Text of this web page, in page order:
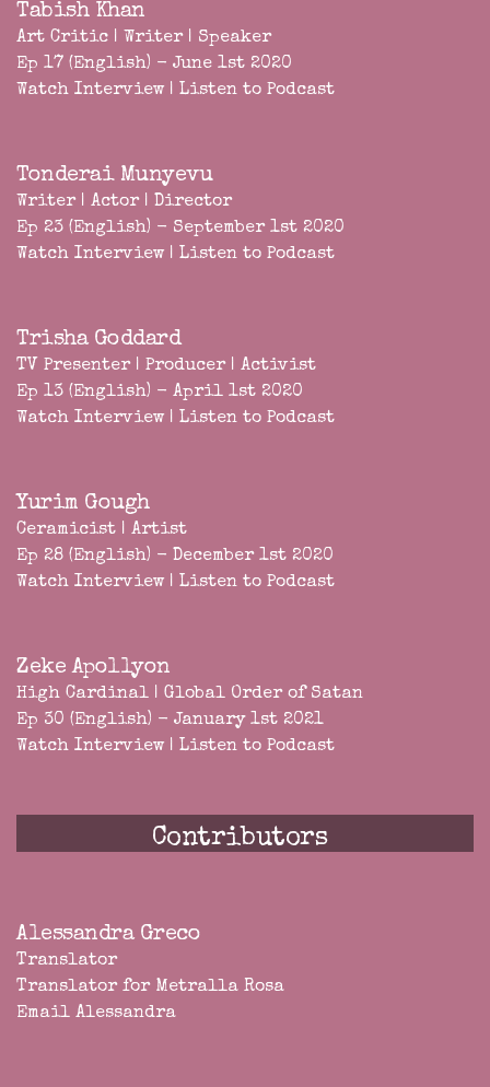
Tabish Khan
Art Critic | Writer | Speaker
Ep 17 (English) - June 1st 2020
Watch Interview | Listen to Podcast
Tonderai Munyevu
Writer | Actor | Director
Ep 23 (English) - September 1st 2020
Watch Interview | Listen to Podcast
Trisha Goddard
TV Presenter | Producer | Activist
Ep 13 (English) - April 1st 2020
Watch Interview | Listen to Podcast
Yurim Gough
Ceramicist | Artist
Ep 28 (English) - December 1st 2020
Watch Interview | Listen to Podcast
Zeke Apollyon
High Cardinal | Global Order of Satan
Ep 30 (English) - January 1st 2021
Watch Interview | Listen to Podcast
Contributors
Alessandra Greco
Translator
Translator for Metralla Rosa
Email Alessandra